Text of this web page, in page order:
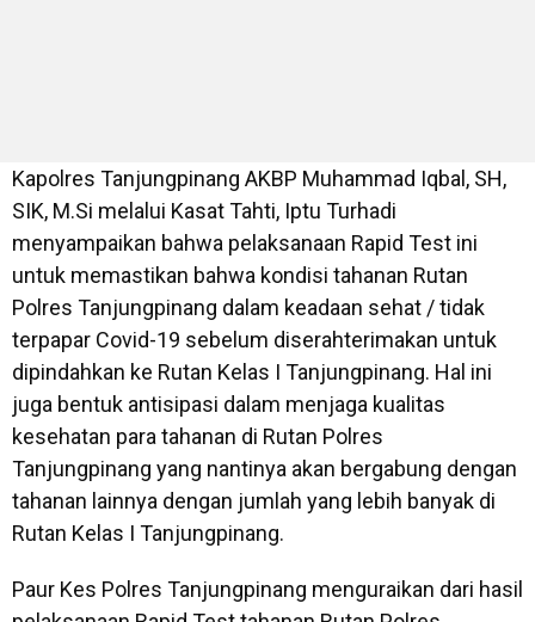
Kapolres Tanjungpinang AKBP Muhammad Iqbal, SH,
SIK, M.Si melalui Kasat Tahti, Iptu Turhadi
menyampaikan bahwa pelaksanaan Rapid Test ini
untuk memastikan bahwa kondisi tahanan Rutan
Polres Tanjungpinang dalam keadaan sehat / tidak
terpapar Covid-19 sebelum diserahterimakan untuk
dipindahkan ke Rutan Kelas I Tanjungpinang. Hal ini
juga bentuk antisipasi dalam menjaga kualitas
kesehatan para tahanan di Rutan Polres
Tanjungpinang yang nantinya akan bergabung dengan
tahanan lainnya dengan jumlah yang lebih banyak di
Rutan Kelas I Tanjungpinang.
Paur Kes Polres Tanjungpinang menguraikan dari hasil